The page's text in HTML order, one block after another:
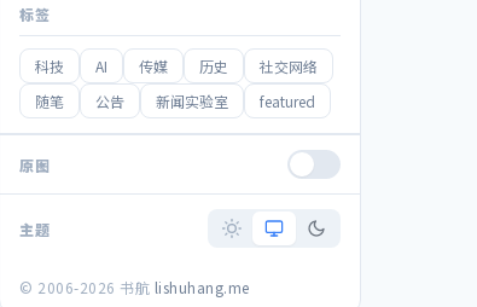
标签
科技 AI 传媒 历史
社交网络
随笔
公告 新闻实验室 featured
原图
主题
© 2006-2026 书航 lishuhang.me